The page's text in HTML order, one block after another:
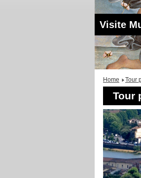
Visite
Home Tour
Tour